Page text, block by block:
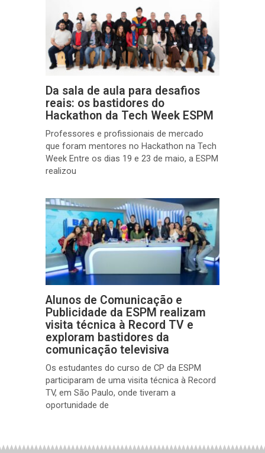
Da sala de aula para desafios
reais: os bastidores do
Hackathon da Tech Week ESPM
Professores e profissionais de mercado
que foram mentores no Hackathon na Tech
Week Entre os dias 19 e 23 de maio, a ESPM
realizou
Alunos de Comunicação e
Publicidade da ESPM realizam
visita técnica à Record TV e
exploram bastidores da
comunicação televisiva
Os estudantes do curso de CP da ESPM
participaram de uma visita técnica à Record
TV, em São Paulo, onde tiveram a
oportunidade de